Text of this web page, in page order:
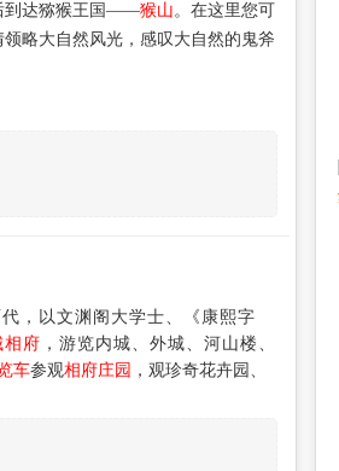
到达猕猴王国——猴山。在这里您可
略大自然风光，感叹大自然的鬼斧
，以文渊阁大学士、《康熙字
相府 ，游览内城、外城、河山楼、
车参观相府庄园 ，观珍奇花卉园、